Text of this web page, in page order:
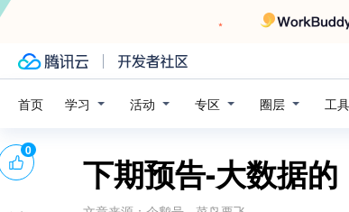
首页 学习 活动 专区 圈层 工具
下期预告-大数据的
0